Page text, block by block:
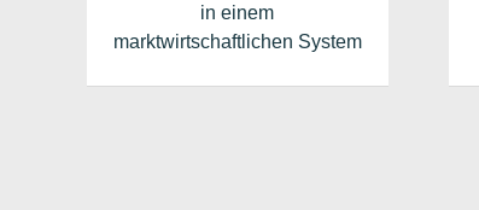
in einem
marktwirtschaftlichen System